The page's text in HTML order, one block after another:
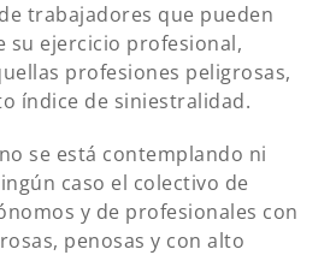
trabajadores que pueden
su ejercicio profesional,
profesiones peligrosas,
índice de siniestralidad.
se está contemplando ni
caso el colectivo de
y de profesionales con
penosas y con alto